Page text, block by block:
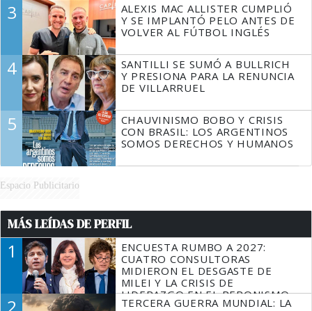
3
ALEXIS MAC ALLISTER CUMPLIÓ
Y SE IMPLANTÓ PELO ANTES DE
VOLVER AL FÚTBOL INGLÉS
4
SANTILLI SE SUMÓ A BULLRICH
Y PRESIONA PARA LA RENUNCIA
DE VILLARRUEL
5
CHAUVINISMO BOBO Y CRISIS
CON BRASIL: LOS ARGENTINOS
SOMOS DERECHOS Y HUMANOS
Espacio Publicitario
MÁS LEÍDAS DE PERFIL
1
ENCUESTA RUMBO A 2027:
CUATRO CONSULTORAS
MIDIERON EL DESGASTE DE
MILEI Y LA CRISIS DE
LIDERAZGO EN EL PERONISMO
TERCERA GUERRA MUNDIAL: LA